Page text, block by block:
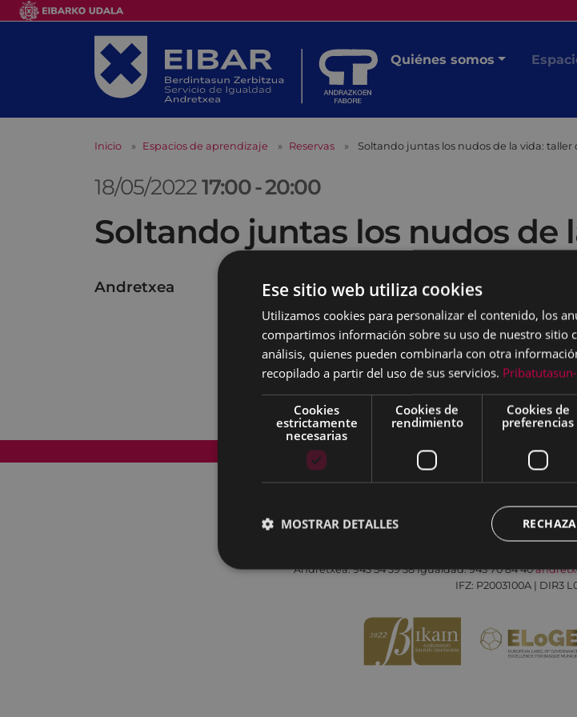
Quiénes somos
Inicio Espacios de aprendizaje Reservas Soltando juntas los nudos de la vida: taller
18/05/202217:00-20:00
Soltando juntas los nudos de
Andretxea
Mapa del Sitio Aviso legal Política de
Todas las redes sociales del
Andretxea: 943 54 39 38Igualdad: 943 70 84 40
IFZ: P2003100A | DIR3
Ese sitio web utiliza cookies
Utilizamos cookies para personalizar el contenido, los
compartimos información sobre su uso de nuestro sitio
análisis, quienes pueden combinarla con otra
recopilado a partir del uso de sus servicios.
Cookies
estrictamente
necesarias
Cookies de
rendimiento
Cookies de
preferencias
MOSTRAR DETALLES